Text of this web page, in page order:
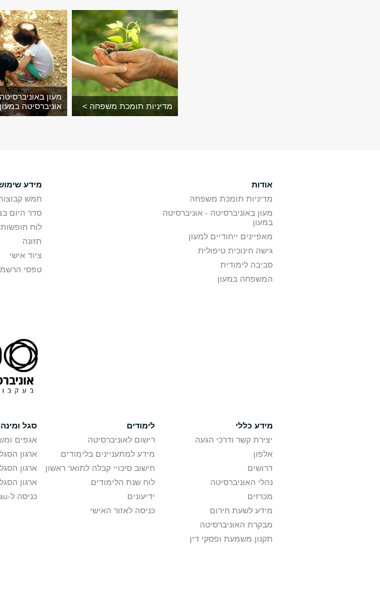
מדיניות תומכת משפחה >
מעון
אוניברסיטה
אודות
מדיניות תומכת משפחה
מעון באוניברסיטה - אוניברסיטה
במעון
מאפיינים ייחודיים למעון
גישה חינוכית טיפולית
סביבה לימודית
המשפחה במעון
מידע
חמש
סדר היום
לוח חופשות
תזונה
ציוד אישי
טפסי
מידע כללי
יצירת קשר ודרכי הגעה
אלפון
דרושים
נהלי האוניברסיטה
מכרזים
מידע לשעת חירום
מבקרת האוניברסיטה
תקנון משמעת ופסקי דין
לימודים
רישום לאוניברסיטה
מידע למתעניינים בלימודים
חישוב סיכויי קבלה לתואר ראשון
לוח שנת הלימודים
ידיעונים
כניסה לאזור האישי
סגל
אגפים
ארגון
ארגון
ארגון
כניסה ל-My Tau